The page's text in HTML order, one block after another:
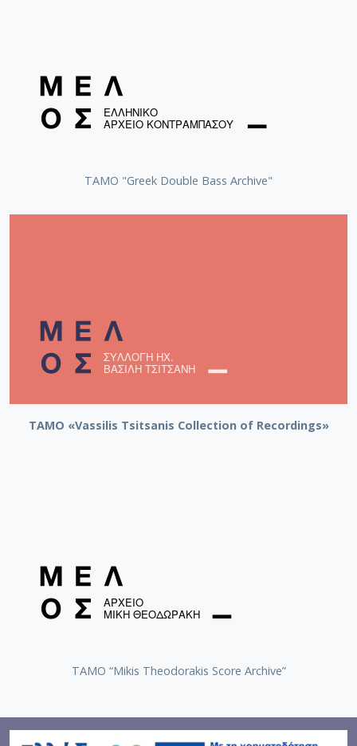
ΤΑΜΟ "Greek Double Bass Archive"
TAMO «Vassilis Tsitsanis Collection of Recordings»
TAMO “Mikis Theodorakis Score Archive”